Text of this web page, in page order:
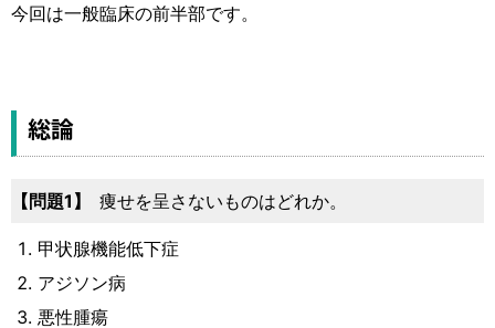
今回は一般臨床の前半部です。
総論
問題1 痩せを呈さないものはどれか。
甲状腺機能低下症
アジソン病
悪性腫瘍